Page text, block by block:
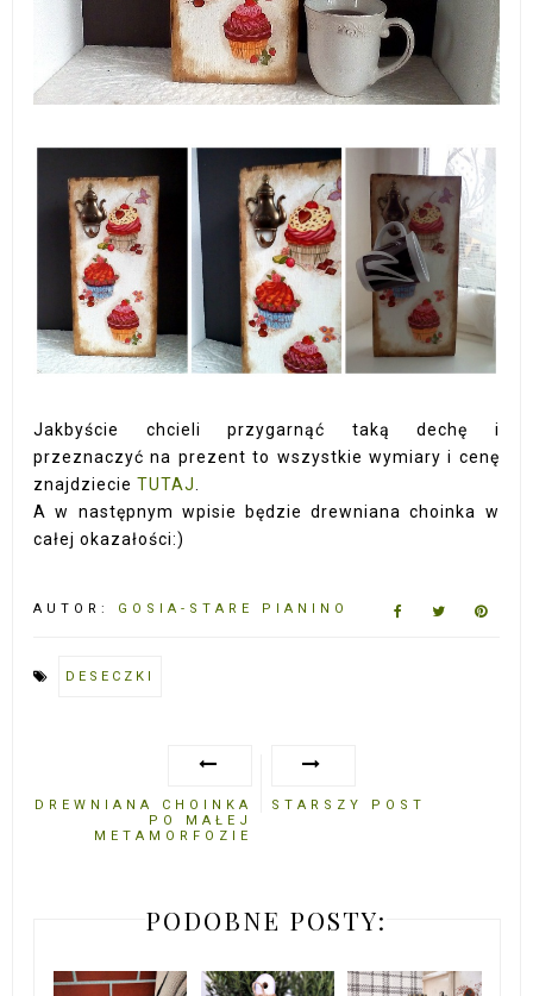
Jakbyście chcieli przygarnąć taką dechę i
przeznaczyć na prezent to wszystkie wymiary i cenę
znajdziecieTUTAJ
A w następnym wpisie będzie drewniana choinka w
całej okazałości:)
AUTOR: GOSIA-STARE PIANINO
DESECZKI
DREWNIANA CHOINKA
PO MAŁEJ
METAMORFOZIE
STARSZY POST
PODOBNE POSTY: